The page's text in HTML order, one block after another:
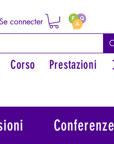
connecter
Corso Prestazioni
Conferenze